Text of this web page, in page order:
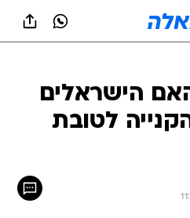
האם הישראלים
לטובת